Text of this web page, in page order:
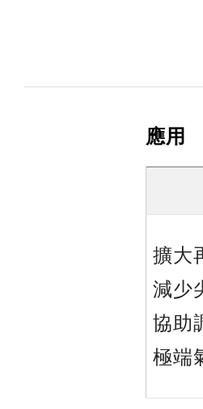
應用
擴大
減少
協助
極端